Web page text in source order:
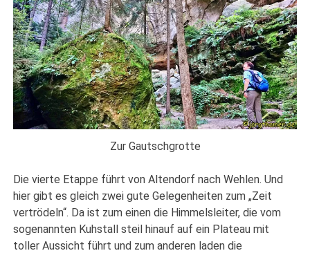
Zur Gautschgrotte
Die vierte Etappe führt von Altendorf nach Wehlen. Und
hier gibt es gleich zwei gute Gelegenheiten zum „Zeit
vertrödeln“. Da ist zum einen die Himmelsleiter, die vom
sogenannten Kuhstall steil hinauf auf ein Plateau mit
toller Aussicht führt und zum anderen laden die